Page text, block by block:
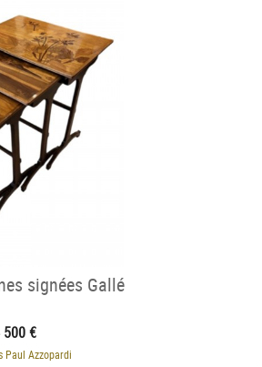
signées Gallé
500 €
Paul Azzopardi